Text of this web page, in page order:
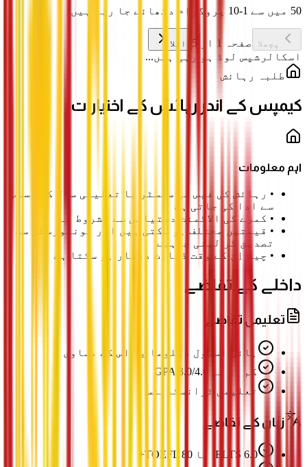
50 میں سے 1-10 پروگرام دکھائے جا رہے ہیں
پچھلا صفحہ 1 از 5 اگلا
اسکالرشپس لوڈ ہو رہی ہیں...
طلبہ رہائش
کیمپس کے اندر رہائش کے اختیارات
اہم معلومات
• رہائش کی فیس فی سمسٹر یا تعلیمی سال کے حساب
سے ادا کی جاتی ہے
• کمرے کی الاٹمنٹ دستیابی سے مشروط ہے
• قیمتیں مختلف ہو سکتی ہیں اور یونیورسٹی سے
تصدیق کر لینی چاہیے
• چیک اِن کے وقت ڈپازٹ درکار ہو سکتا ہے
داخلے کے تقاضے
تعلیمی تقاضے
ہائی اسکول ڈپلوما یا اس کے مساوی
کم از کم GPA 3.0/4.0
تعلیمی ٹرانسکرپٹس
زبان کے تقاضے
IELTS 6.0 یا TOEFL 80+